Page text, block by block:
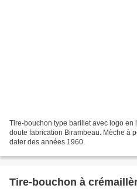
Tire-bouchon type barillet avec logo en
doute fabrication Birambeau. Mèche à
dater des années 1960.
Tire-bouchon à